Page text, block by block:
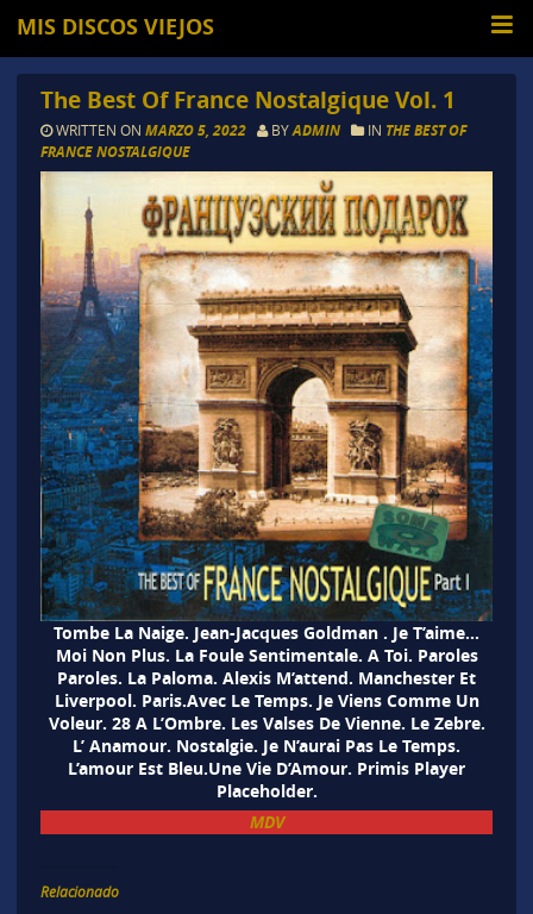
MIS DISCOS VIEJOS
The Best Of France Nostalgique Vol. 1
WRITTEN ON MARZO 5, 2022 BYADMIN IN THE BEST OF
FRANCE NOSTALGIQUE
Tombe La Naige. Jean-Jacques Goldman . Je T’aime…
Moi Non Plus. La Foule Sentimentale. A Toi. Paroles
Paroles. La Paloma. Alexis M’attend. Manchester Et
Liverpool. Paris.Avec Le Temps. Je Viens Comme Un
Voleur. 28 A L’Ombre. Les Valses De Vienne. Le Zebre.
L’ Anamour. Nostalgie. Je N’aurai Pas Le Temps.
L’amour Est Bleu.Une Vie D’Amour. Primis Player
Placeholder.
MDV
Relacionado